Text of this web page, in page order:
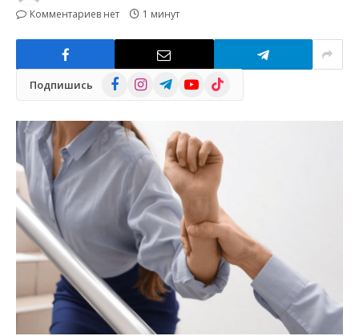
Комментариев нет 1 минут
Подпишись FacebookInstagramTelegramYouTube
TikTok